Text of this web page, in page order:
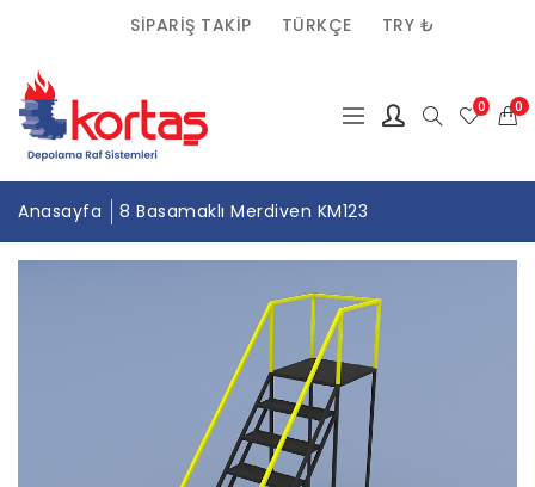
SIPARIŞ TAKIP TÜRKÇE TRY ₺
(0) 0
Anasayfa 8 Basamaklı Merdiven KM123